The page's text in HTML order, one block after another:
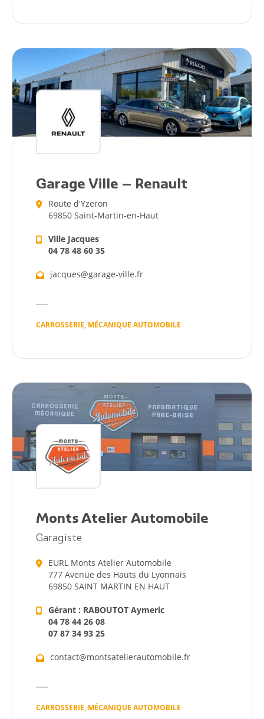
Garage Ville – Renault
Route d'Yzeron
69850 Saint-Martin-en-Haut
Ville Jacques
04 78 48 60 35
jacques@garage-ville.fr
CARROSSERIE, MÉCANIQUE AUTOMOBILE
Monts Atelier Automobile
Garagiste
EURL Monts Atelier Automobile
777 Avenue des Hauts du Lyonnais
69850 SAINT MARTIN EN HAUT
Gérant : RABOUTOT Aymeric
04 78 44 26 08
07 87 34 93 25
contact@montsatelierautomobile.fr
CARROSSERIE, MÉCANIQUE AUTOMOBILE
Actualités
Démarches